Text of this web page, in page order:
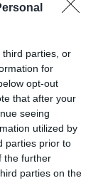
third parties, or
for
opt-out
that after your
seeing
utilized by
parties prior to
the further
parties on the